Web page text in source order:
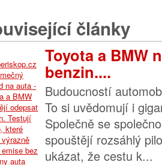
články
Toyota a BMW
benzin....
Budoucností
To si uvědomují i
Společně se
spouštějí rozsáhlý
ukázat, že cestu k...